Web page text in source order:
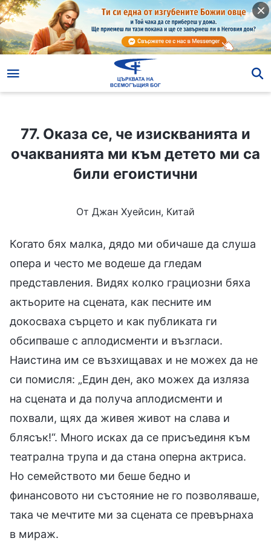
77. Оказа се, че изискванията и
очакванията ми към детето ми са
били егоистични
От Джан Хуейсин, Китай
Когато бях малка, дядо ми обичаше да слуша
опера и често ме водеше да гледам
представления. Видях колко грациозни бяха
актьорите на сцената, как песните им
докосваха сърцето и как публиката ги
обсипваше с аплодисменти и възгласи.
Наистина им се възхищавах и не можех да не
си помисля: „Един ден, ако можех да изляза
на сцената и да получа аплодисменти и
похвали, щях да живея живот на слава и
блясък!“. Много исках да се присъединя към
театрална трупа и да стана оперна актриса.
Но семейството ми беше бедно и
финансовото ни състояние не го позволяваше,
така че мечтите ми за сцената се превърнаха
в мираж.